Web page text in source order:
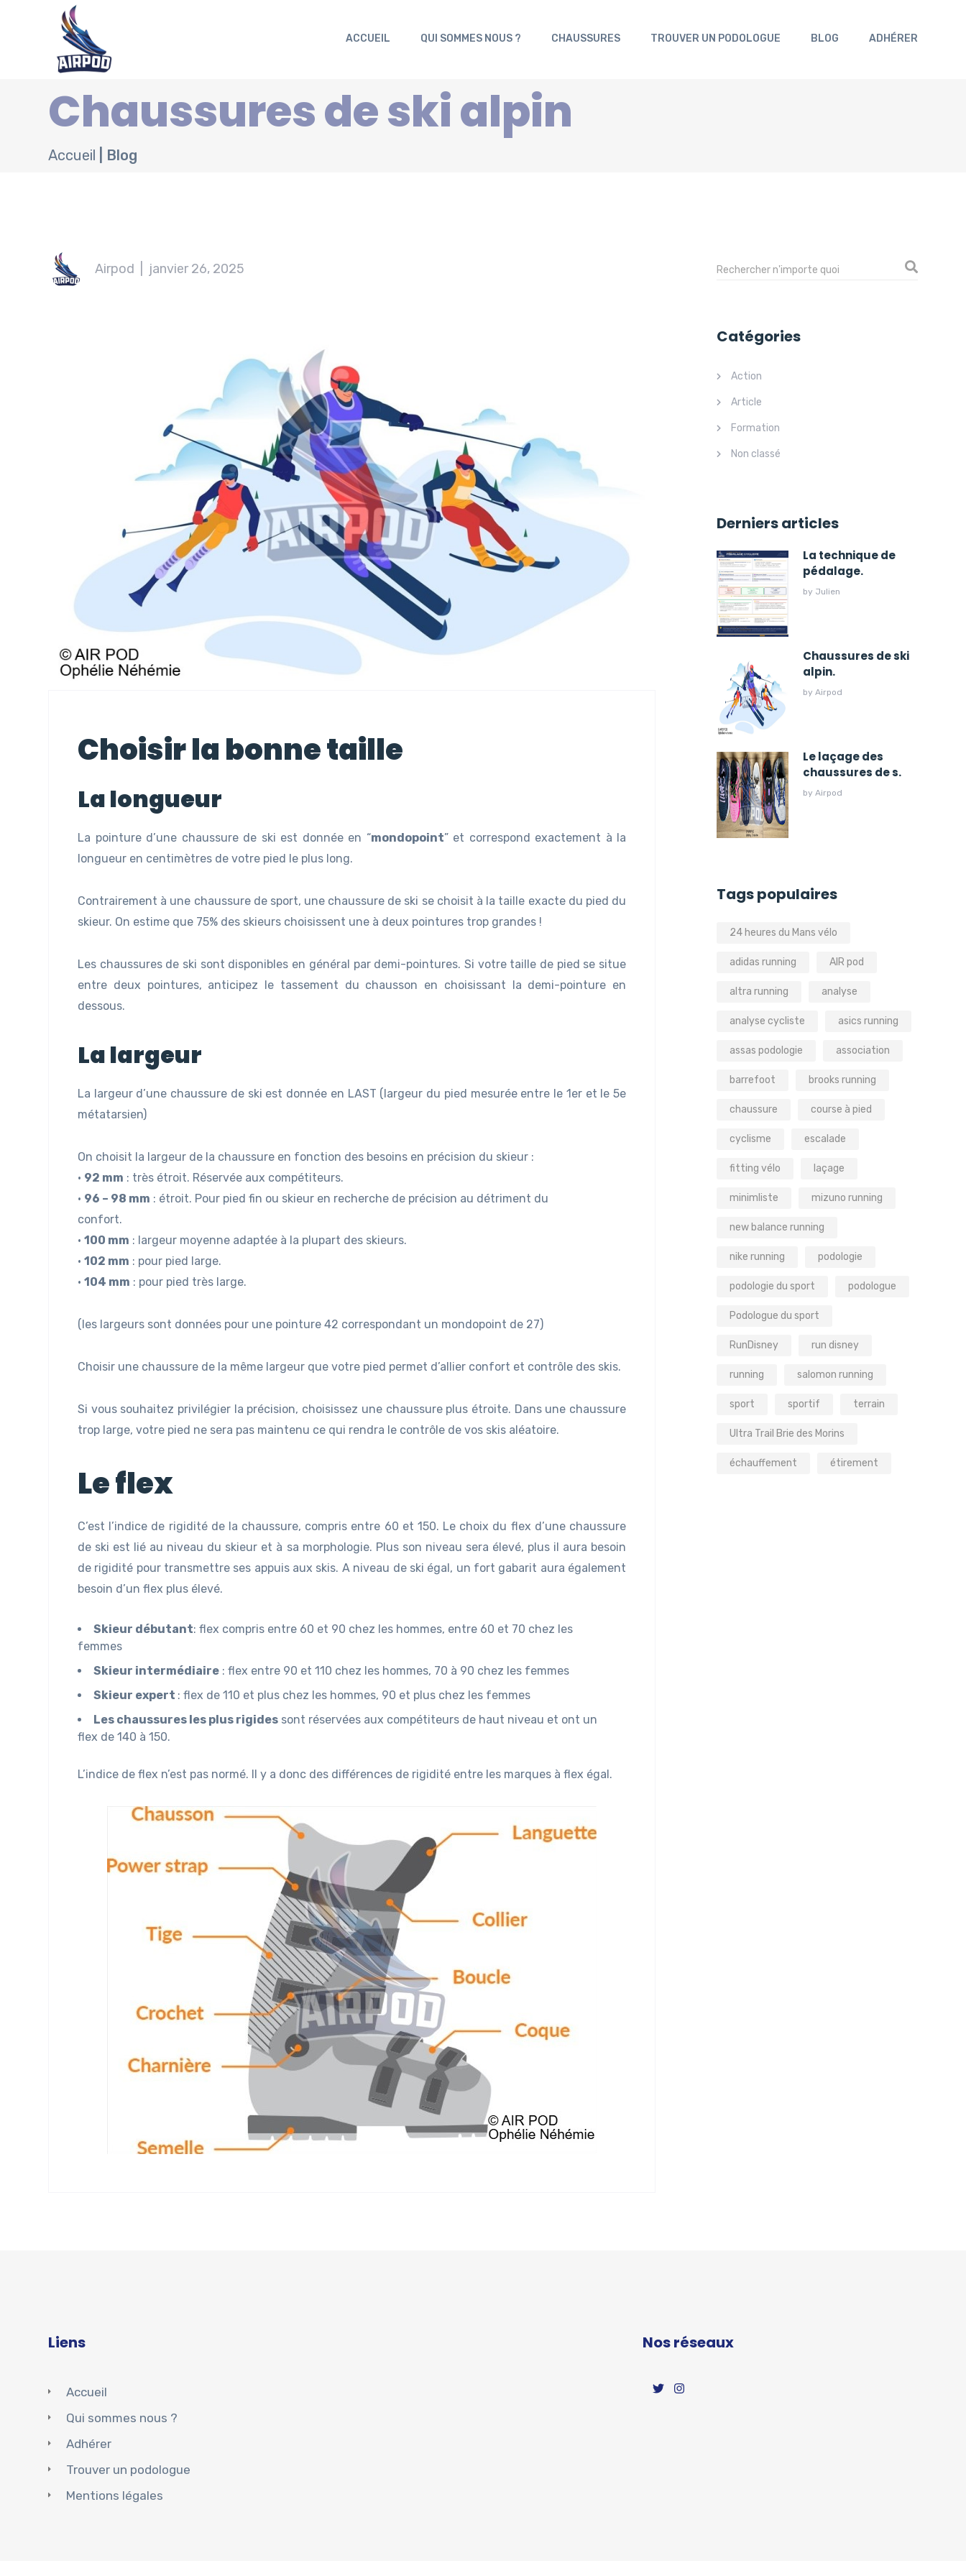
ACCUEIL QUI SOMMES NOUS ? CHAUSSURES TROUVER UN PODOLOGUE BLOG ADHÉRER
Chaussures de ski alpin
Accueil Blog
Airpod janvier 26, 2025
Choisir la bonne taille
La longueur
La pointure d’une chaussure de ski est donnée en “mondopoint” et correspond exactement à la
longueur en centimètres de votre pied le plus long.
Contrairement à une chaussure de sport, une chaussure de ski se choisit à la taille exacte du pied du
skieur. On estime que 75% des skieurs choisissent une à deux pointures trop grandes !
Les chaussures de ski sont disponibles en général par demi-pointures. Si votre taille de pied se situe
entre deux pointures, anticipez le tassement du chausson en choisissant la demi-pointure en
dessous.
La largeur
La largeur d’une chaussure de ski est donnée en LAST (largeur du pied mesurée entre le 1er et le 5e
métatarsien)
On choisit la largeur de la chaussure en fonction des besoins en précision du skieur :
• 92 mm : très étroit. Réservée aux compétiteurs.
• 96 – 98 mm : étroit. Pour pied fin ou skieur en recherche de précision au détriment du
confort.
• 100 mm : largeur moyenne adaptée à la plupart des skieurs.
• 102 mm : pour pied large.
• 104 mm : pour pied très large.
(les largeurs sont données pour une pointure 42 correspondant un mondopoint de 27)
Choisir une chaussure de la même largeur que votre pied permet d’allier confort et contrôle des skis.
Si vous souhaitez privilégier la précision, choisissez une chaussure plus étroite. Dans une chaussure
trop large, votre pied ne sera pas maintenu ce qui rendra le contrôle de vos skis aléatoire.
Le flex
C’est l’indice de rigidité de la chaussure, compris entre 60 et 150. Le choix du flex d’une chaussure
de ski est lié au niveau du skieur et à sa morphologie. Plus son niveau sera élevé, plus il aura besoin
de rigidité pour transmettre ses appuis aux skis. A niveau de ski égal, un fort gabarit aura également
besoin d’un flex plus élevé.
Skieur débutant: flex compris entre 60 et 90 chez les hommes, entre 60 et 70 chez les
femmes
Skieur intermédiaire : flex entre 90 et 110 chez les hommes, 70 à 90 chez les femmes
Skieur expert : flex de 110 et plus chez les hommes, 90 et plus chez les femmes
Les chaussures les plus rigides sont réservées aux compétiteurs de haut niveau et ont un
flex de 140 à 150.
L’indice de flex n’est pas normé. Il y a donc des différences de rigidité entre les marques à flex égal.
Catégories
Action
Article
Formation
Non classé
Derniers articles
La technique de
pédalage.
by Julien
Chaussures de ski
alpin.
by Airpod
Le laçage des
chaussures de s.
by Airpod
Tags populaires
24 heures du Mans vélo
adidas running AIR pod
altra running analyse
analyse cycliste asics running
assas podologie association
barrefoot brooks running
chaussure course à pied
cyclisme escalade
fitting vélo laçage
minimliste mizuno running
new balance running
nike running podologie
podologie du sport podologue
Podologue du sport
RunDisney run disney
running salomon running
sport sportif terrain
Ultra Trail Brie des Morins
échauffement étirement
Liens
Accueil
Qui sommes nous ?
Adhérer
Trouver un podologue
Mentions légales
Nos réseaux